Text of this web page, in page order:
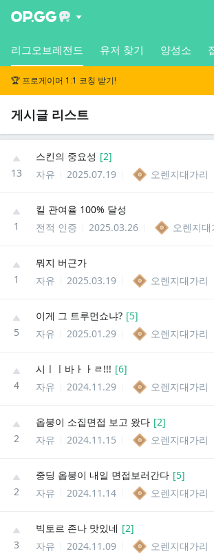
리그오브레전드 유저 찾기 양성소
🏆 프로게이머 1:1 코칭 받기!
게시글 리스트
13
스킨의 중요성 [2]
자유
2025.07.19 오렌지대가리
1
킬 관여율 100% 달성
전적 인증
2025.03.26 오렌지대
1
뭐지 버근가
자유
2025.03.19 오렌지대가리
5
이게 그 트루먼쇼냐? [5]
자유
2025.01.29 오렌지대가리
4
시ㅣㅣ바ㅏㅏㄹ!!! [6]
자유
2024.11.29 오렌지대가리
2
옵붕이 소집면접 보고 왔다 [2]
자유
2024.11.15 오렌지대가리
2
중딩 옵붕이 내일 면접보러간다 [5]
자유
2024.11.14 오렌지대가리
3
빅토르 존나 맛있네 [2]
자유
2024.11.09 오렌지대가리